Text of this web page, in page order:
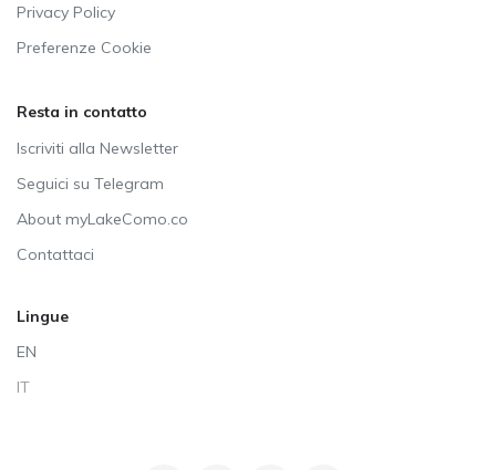
Privacy Policy
Preferenze Cookie
Resta in contatto
Iscriviti alla Newsletter
Seguici su Telegram
About myLakeComo.co
Contattaci
Lingue
EN
IT